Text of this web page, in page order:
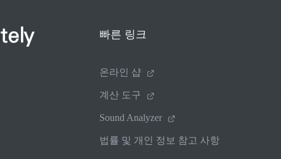
빠른 링크
온라인 샵
계산 도구
Sound Analyzer
법률 및 개인 정보 참고 사항